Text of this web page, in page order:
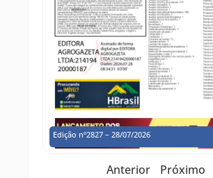
Edição nº2827 – 28/07/2026
Anterior Próximo